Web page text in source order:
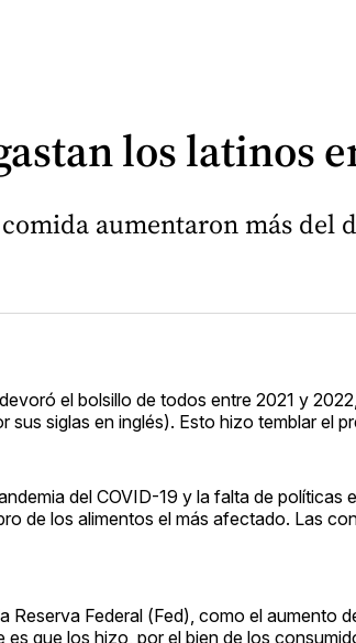
los latinos
aumentaron más del
el bolsillo de todos entre 2021 y
sus siglas en inglés). Esto hizo temblar el
del COVID-19 y la falta de
de los alimentos el más afectado. Las
Reserva Federal (Fed), como el aumento
es que los hizo, por el bien de los